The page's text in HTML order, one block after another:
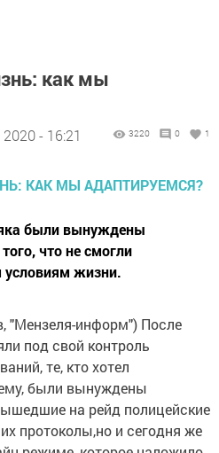
как мы
- 16:21 3220 0 1
были вынуждены
что не смогли
условиям жизни.
"Мензеля-информ") После
под свой контроль
те, кто хотел
были вынуждены
на рейд полицейские
протоколы,но и сегодня же